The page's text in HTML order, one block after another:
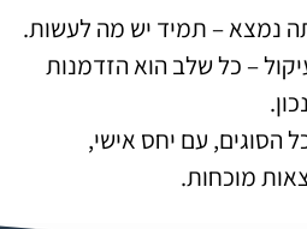
נמצא – תמיד יש מה לעשות.
– כל שלב הוא הזדמנות
הסוגים, עם יחס אישי,
מוכחות.